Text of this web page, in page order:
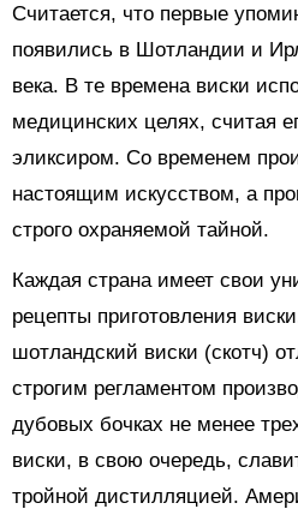
Считается, что первые
появились в Шотландии и
века. В те времена виски
медицинских целях, считая
эликсиром. Со временем
настоящим искусством, а
строго охраняемой тайной.
Каждая страна имеет свои
рецепты приготовления
шотландский виски (скотч)
строгим регламентом
дубовых бочках не менее
виски, в свою очередь,
тройной дистилляцией.